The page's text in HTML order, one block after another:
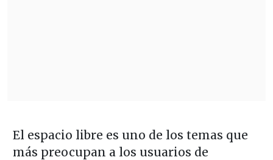
El espacio libre es uno de los temas que
más preocupan a los usuarios de